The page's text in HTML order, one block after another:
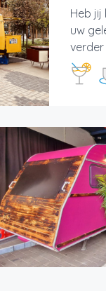
Heb
uw
verder